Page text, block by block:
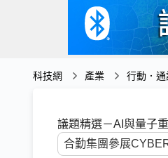
科技網 產業 行動．通
議題精選－AI與量子